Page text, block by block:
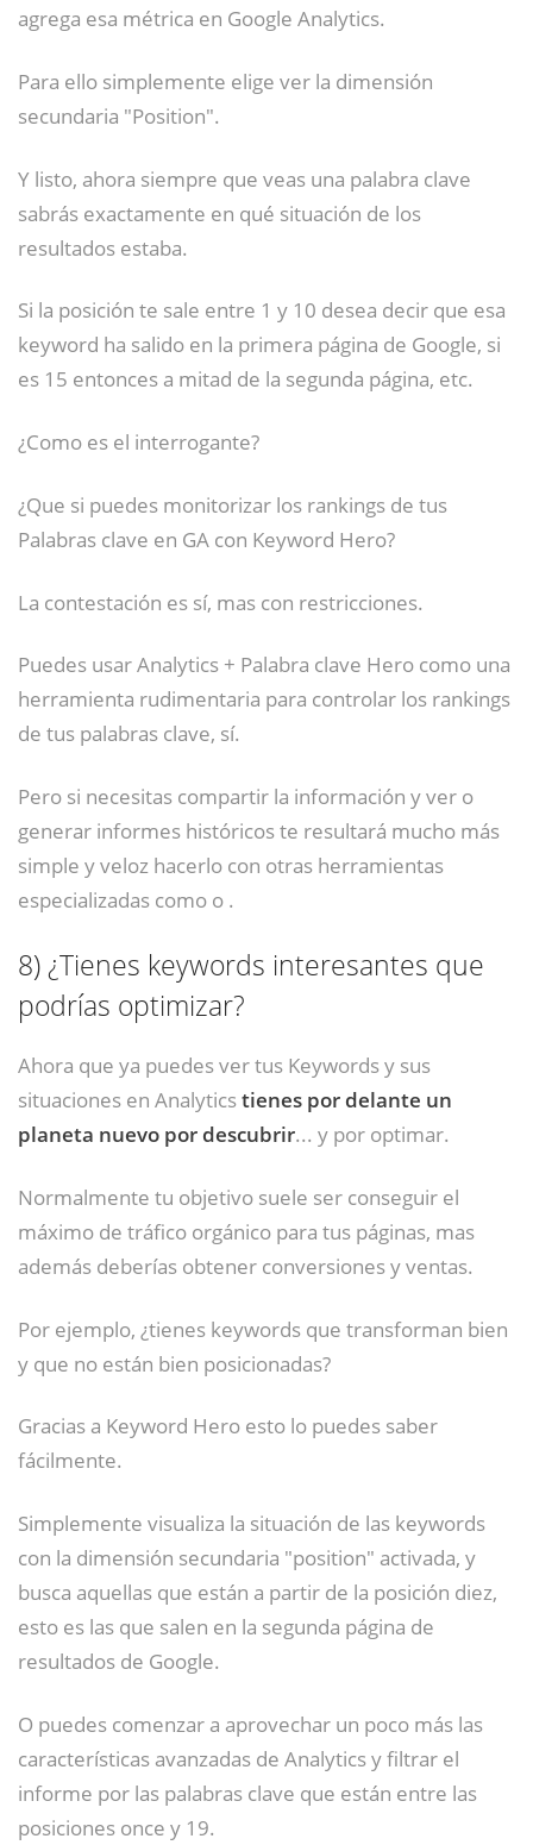
agrega esa métrica en Google Analytics.
Para ello simplemente elige ver la dimensión
secundaria "Position".
Y listo, ahora siempre que veas una palabra clave
sabrás exactamente en qué situación de los
resultados estaba.
Si la posición te sale entre 1 y 10 desea decir que esa
keyword ha salido en la primera página de Google, si
es 15 entonces a mitad de la segunda página, etc.
¿Como es el interrogante?
¿Que si puedes monitorizar los rankings de tus
Palabras clave en GA con Keyword Hero?
La contestación es sí, mas con restricciones.
Puedes usar Analytics + Palabra clave Hero como una
herramienta rudimentaria para controlar los rankings
de tus palabras clave, sí.
Pero si necesitas compartir la información y ver o
generar informes históricos te resultará mucho más
simple y veloz hacerlo con otras herramientas
especializadas como o .
8)¿Tienes keywords interesantes que
podrías optimizar?
Ahora que ya puedes ver tus Keywords y sus
situaciones en Analyticstienes por delante un
planeta nuevo por descubrir... y por optimar.
Normalmente tu objetivo suele ser conseguir el
máximo de tráfico orgánico para tus páginas, mas
además deberías obtener conversiones y ventas.
Por ejemplo, ¿tienes keywords que transforman bien
y que no están bien posicionadas?
Gracias a Keyword Hero esto lo puedes saber
fácilmente.
Simplemente visualiza la situación de las keywords
con la dimensión secundaria "position" activada, y
busca aquellas que están a partir de la posición diez,
esto es las que salen en la segunda página de
resultados de Google.
O puedes comenzar a aprovechar un poco más las
características avanzadas de Analytics y filtrar el
informe por las palabras clave que están entre las
posiciones once y 19.